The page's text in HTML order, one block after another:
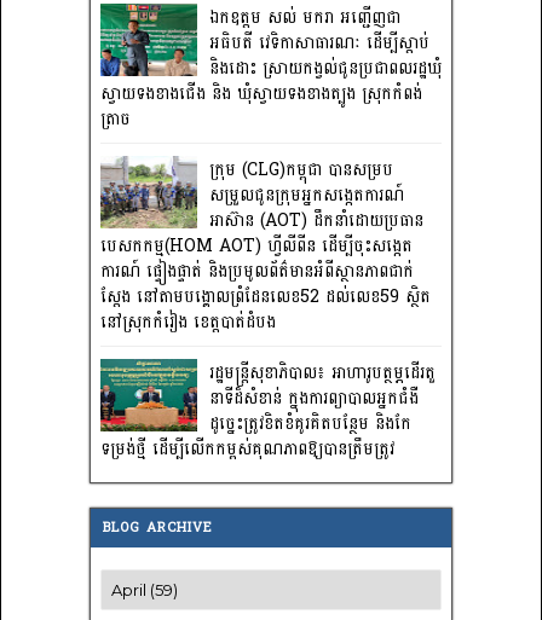
ឯកឧត្តម សល់ មករា អញ្ជើញជា
អធិបតី វេទិកាសាធារណៈ ដើម្បីស្តាប់
និងដោះ ស្រាយកង្វល់ជូនប្រជាពលរដ្ឋឃុំ
ស្វាយទងខាងជើង និង ឃុំស្វាយទងខាងត្បូង ស្រុកកំពង់
ត្រាច
ក្រុម (CLG)កម្ពុជា បានសម្រប
សម្រួលជូនក្រុមអ្នកសង្កេតការណ៍
អាស៊ាន (AOT) ដឹកនាំដោយប្រធាន
បេសកកម្ម(HOM AOT) ហ្វីលីពីន ដើម្បីចុះសង្កេត
ការណ៍ ផ្ទៀងផ្ទាត់ និងប្រមូលព័ត៌មានអំពីស្ថានភាពជាក់
ស្តែង នៅតាមបង្គោលព្រំដែនលេខ52 ដល់លេខ59 ស្ថិត
នៅស្រុកកំរៀង ខេត្តបាត់ដំបង
រដ្ឋមន្រ្តីសុខាភិបាល៖ អាហារូបត្ថម្ភដើរតួ
នាទីដ៏សំខាន់ ក្នុងការព្យាបាលអ្នកជំងឺ
ដូច្នេះត្រូវខិតខំគូរគិតបន្ថែម និងកែ
ទម្រង់ថ្មី ដើម្បីលើកកម្ពស់គុណភាពឱ្យបានត្រឹមត្រូវ
BLOG ARCHIVE